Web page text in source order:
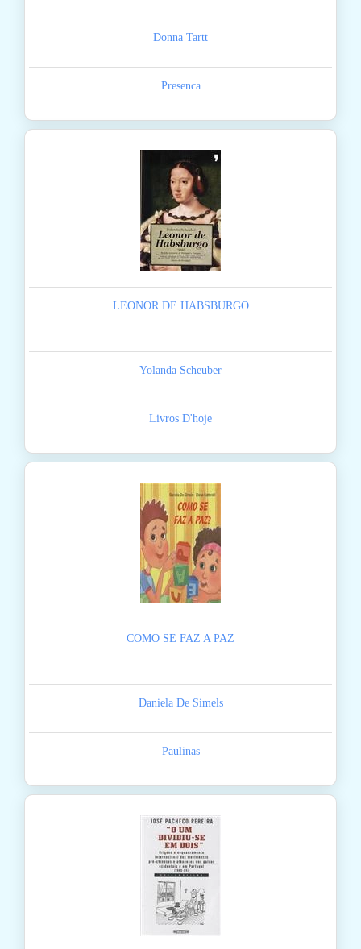
Donna Tartt
Presenca
LEONOR DE HABSBURGO
Yolanda Scheuber
Livros D'hoje
COMO SE FAZ A PAZ
Daniela De Simels
Paulinas